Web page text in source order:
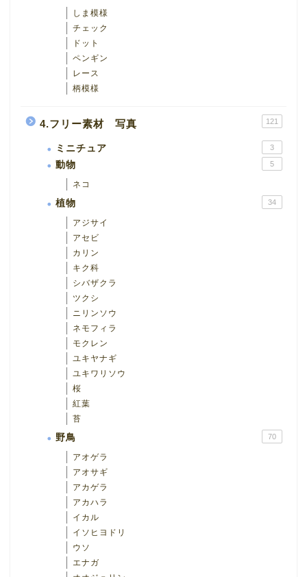
しま模様
チェック
ドット
ペンギン
レース
柄模様
4.フリー素材 写真 121
ミニチュア 3
動物 5
ネコ
植物 34
アジサイ
アセビ
カリン
キク科
シバザクラ
ツクシ
ニリンソウ
ネモフィラ
モクレン
ユキヤナギ
ユキワリソウ
桜
紅葉
苔
野鳥 70
アオゲラ
アオサギ
アカゲラ
アカハラ
イカル
イソヒヨドリ
ウソ
エナガ